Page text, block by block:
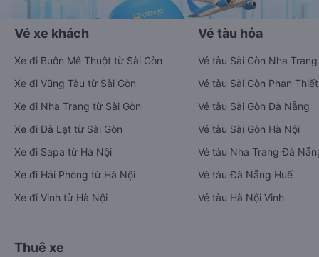
Vé xe khách
Xe đi Buôn Mê Thuột từ Sài Gòn
Xe đi Vũng Tàu từ Sài Gòn
Xe đi Nha Trang từ Sài Gòn
Xe đi Đà Lạt từ Sài Gòn
Xe đi Sapa từ Hà Nội
Xe đi Hải Phòng từ Hà Nội
Xe đi Vinh từ Hà Nội
Vé tàu hỏa
Vé tàu Sài Gòn Nha Trang
Vé tàu Sài Gòn Phan Thiết
Vé tàu Sài Gòn Đà Nẵng
Vé tàu Sài Gòn Hà Nội
Vé tàu Nha Trang Đà
Vé tàu Đà Nẵng Huế
Vé tàu Hà Nội Vinh
Thuê xe